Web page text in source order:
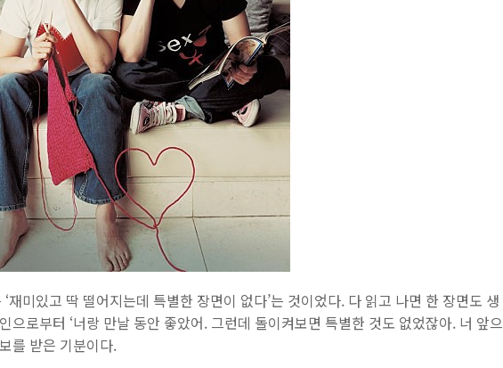
재미있고 딱 떨어지는데 특별한 장면이 없다’는 것이었다. 다 읽고 나면 한 장면도 생
으로부터 ‘너랑 만날 동안 좋았어. 그런데 돌이켜보면 특별한 것도 없었잖아. 너 앞으
를 받은 기분이다.